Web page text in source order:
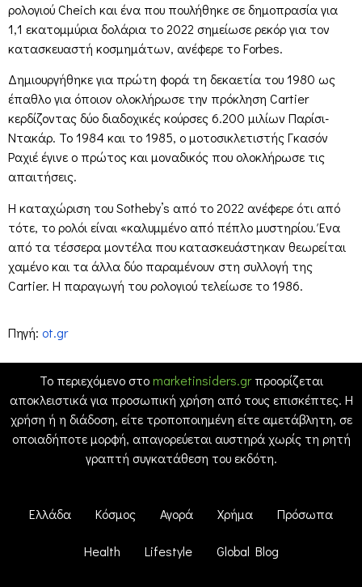
ρολογιού Cheich και ένα που πουλήθηκε σε δημοπρασία για
1,1 εκατομμύρια δολάρια το 2022 σημείωσε ρεκόρ για τον
κατασκευαστή κοσμημάτων, ανέφερε το Forbes.
Δημιουργήθηκε για πρώτη φορά τη δεκαετία του 1980 ως
έπαθλο για όποιον ολοκλήρωσε την πρόκληση Cartier
κερδίζοντας δύο διαδοχικές κούρσες 6.200 μιλίων Παρίσι-
Ντακάρ. Το 1984 και το 1985, ο μοτοσικλετιστής Γκασόν
Ραχιέ έγινε ο πρώτος και μοναδικός που ολοκλήρωσε τις
απαιτήσεις.
Η καταχώριση του Sotheby’s από το 2022 ανέφερε ότι από
τότε, το ρολόι είναι «καλυμμένο από πέπλο μυστηρίου. Ένα
από τα τέσσερα μοντέλα που κατασκευάστηκαν θεωρείται
χαμένο και τα άλλα δύο παραμένουν στη συλλογή της
Cartier. Η παραγωγή του ρολογιού τελείωσε το 1986.
Πηγή: ot.gr
Το περιεχόμενο στοmarketinsiders.grπροορίζεται
αποκλειστικά για προσωπική χρήση από τους επισκέπτες. Η
χρήση ή η διάδοση, είτε τροποποιημένη είτε αμετάβλητη, σε
οποιαδήποτε μορφή, απαγορεύεται αυστηρά χωρίς τη ρητή
γραπτή συγκατάθεση του εκδότη.
Ελλάδα Κόσμος Αγορά Χρήμα Πρόσωπα
Health Lifestyle Global Blog